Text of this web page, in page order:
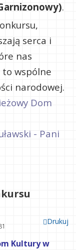
.
serca i
nas
to wspólne
narodowej.
Dom
- Pani
Drukuj
Kultury w